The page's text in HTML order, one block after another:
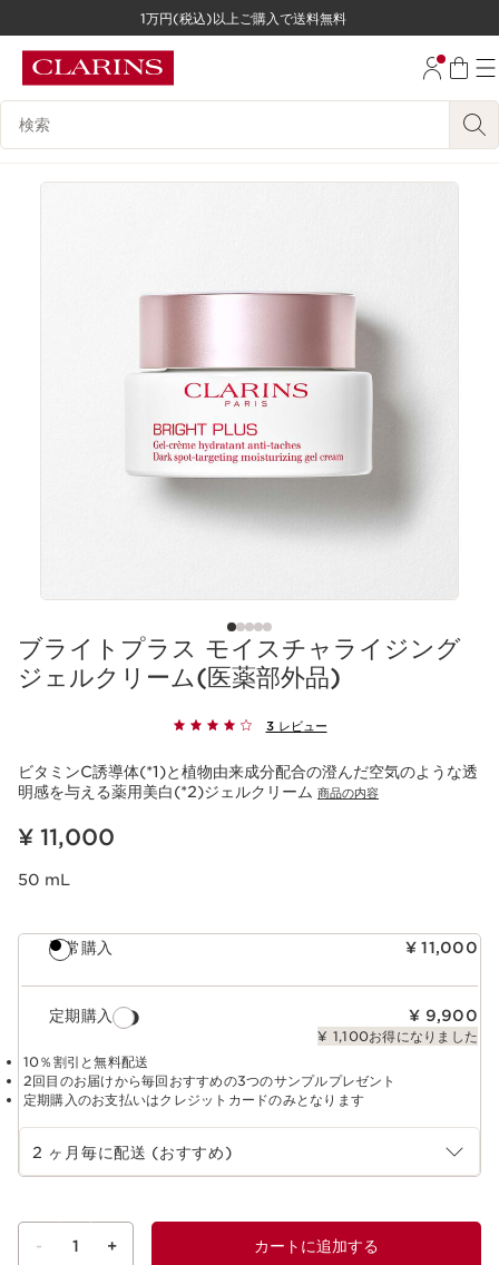
コンテンツへ移動
1万円(税込)以上ご購入で送料無料
検索候補
ブライトプラス モイスチャライジング
ジェルクリーム(医薬部外品)
3 レビュー
ビタミンC誘導体(*1)と植物由来成分配合の澄んだ空気のような透
明感を与える薬用美白(*2)ジェルクリーム 商品の内容
現在表示中の製品の価格 ¥ 11,000
¥ 11,000
50 mL
通常購入 ¥ 11,000
定期購入 ¥ 9,900
¥ 1,100お得になりました
10％割引と無料配送
2回目のお届けから毎回おすすめの3つのサンプルプレゼント
定期購入のお支払いはクレジットカードのみとなります
定期購入の期間を選択
2 ヶ月毎に配送 (おすすめ)
- 1 + カートに追加する